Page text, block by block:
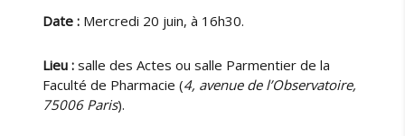
Date : Mercredi 20 juin, à 16h30.
Lieu :salle des Actes ou salle Parmentier de la
Faculté de Pharmacie (4, avenue de l’Observatoire,
75006 Paris).